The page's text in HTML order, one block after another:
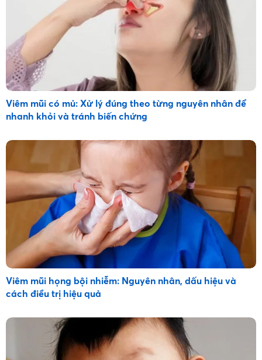
Viêm mũi có mủ: Xử lý đúng theo từng nguyên nhân để
nhanh khỏi và tránh biến chứng
Viêm mũi họng bội nhiễm: Nguyên nhân, dấu hiệu và
cách điều trị hiệu quả